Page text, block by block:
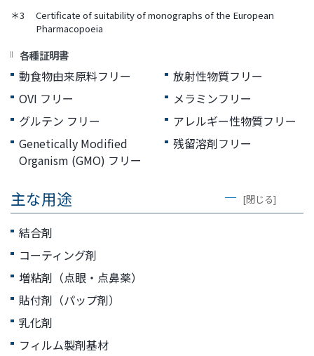
＊3
Certificate of suitability of monographs of the European
Pharmacopoeia
各種証明書
動食物由来原料フリー
放射性物質フリー
OVI フリー
メラミンフリー
グルテン フリー
アレルギー性物質フリー
Genetically Modified
Organism (GMO) フリー
残留溶剤フリー
主な用途 [閉じる]
結合剤
コーティング剤
増粘剤（点眼・点鼻薬）
貼付剤（パップ剤）
乳化剤
フィルム製剤基材